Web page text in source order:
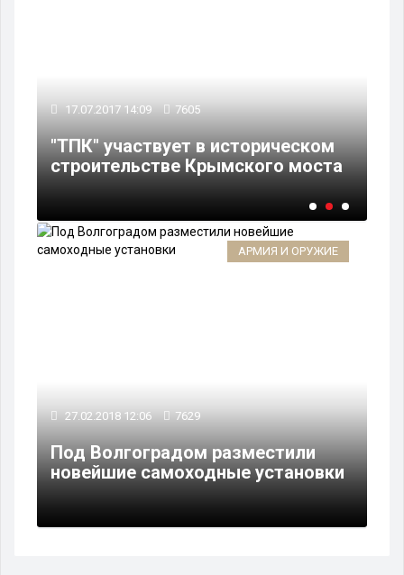
17.07.2017 14:09 7605
"ТПК" участвует в историческом
строительстве Крымского моста
АРМИЯ И ОРУЖИЕ
27.02.2018 12:06 7629
Под Волгоградом разместили
новейшие самоходные установки